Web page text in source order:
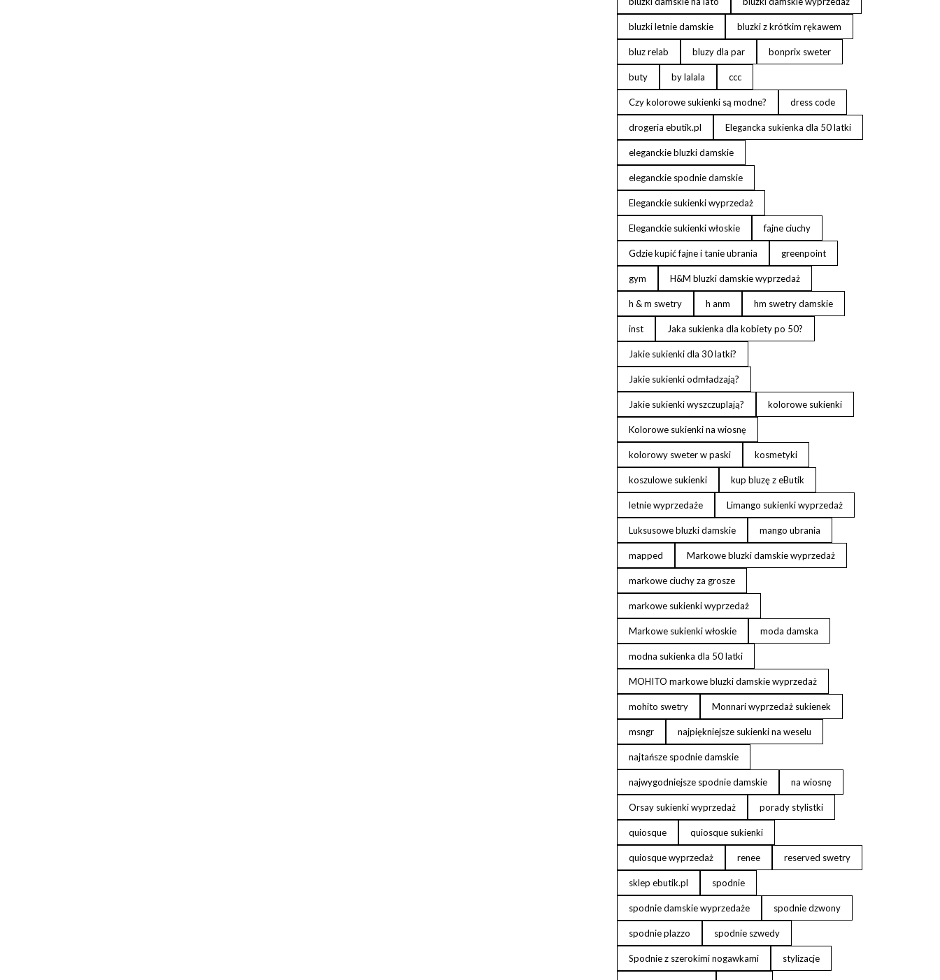
bluzki letnie damskie bluzki z krótkim rękawem
bluz relab bluzy dla par bonprix sweter
buty by lalala ccc
Czy kolorowe sukienki są modne? dress code
drogeria ebutik.pl Elegancka sukienka dla 50 latki
eleganckie bluzki damskie
eleganckie spodnie damskie
Eleganckie sukienki wyprzedaż
Eleganckie sukienki włoskie fajne ciuchy
Gdzie kupić fajne i tanie ubrania greenpoint
gym H&M bluzki damskie wyprzedaż
h & m swetry h anm hm swetry damskie
inst Jaka sukienka dla kobiety po 50?
Jakie sukienki dla 30 latki?
Jakie sukienki odmładzają?
Jakie sukienki wyszczuplają? kolorowe sukienki
Kolorowe sukienki na wiosnę
kolorowy sweter w paski kosmetyki
koszulowe sukienki kup bluzę z eButik
letnie wyprzedaże Limango sukienki wyprzedaż
Luksusowe bluzki damskie mango ubrania
mapped Markowe bluzki damskie wyprzedaż
markowe ciuchy za grosze
markowe sukienki wyprzedaż
Markowe sukienki włoskie moda damska
modna sukienka dla 50 latki
MOHITO markowe bluzki damskie wyprzedaż
mohito swetry Monnari wyprzedaż sukienek
msngr najpiękniejsze sukienki na weselu
najtańsze spodnie damskie
najwygodniejsze spodnie damskie na wiosnę
Orsay sukienki wyprzedaż porady stylistki
quiosque quiosque sukienki
quiosque wyprzedaż renee reserved swetry
sklep ebutik.pl spodnie
spodnie damskie wyprzedaże spodnie dzwony
spodnie plazzo spodnie szwedy
Spodnie z szerokimi nogawkami stylizacje